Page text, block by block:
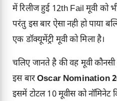
में रिलीज हुई 12th Fail मूवी को
परंतु इस बार ऐसा नही हो पाया
एक डॉक्यूमेंट्री मूवी को मिला है।
चलिए जानते है की वह मूवी
इस बारOscar Nomination
इसमें टोटल 10 मूवीस को नॉमिनेट